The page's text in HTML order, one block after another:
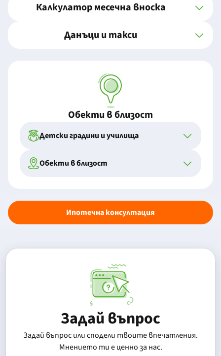
Калкулатор месечна вноска
Данъци и такси
Обекти в близост
Детски градини и училища
Обекти в близост
Ипотечна консултация
Задай въпрос
Задай въпрос или сподели твоите впечатления.
Mнението ти е ценно за нас.